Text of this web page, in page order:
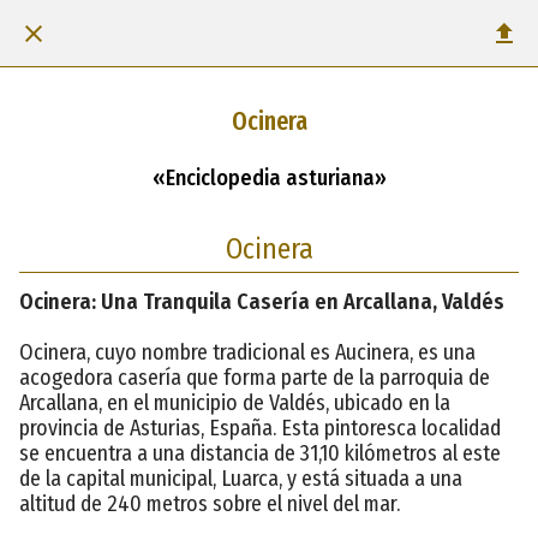
Ocinera
«Enciclopedia asturiana»
Ocinera
Ocinera: Una Tranquila Casería en Arcallana, Valdés
Ocinera, cuyo nombre tradicional es Aucinera, es una
acogedora casería que forma parte de la parroquia de
Arcallana, en el municipio de Valdés, ubicado en la
provincia de Asturias, España. Esta pintoresca localidad
se encuentra a una distancia de 31,10 kilómetros al este
de la capital municipal, Luarca, y está situada a una
altitud de 240 metros sobre el nivel del mar.